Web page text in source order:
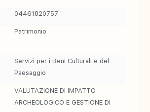
04461820757
Patrimonio
Servizi per i Beni Culturali e del
Paesaggio
VALUTAZIONE DI IMPATTO
ARCHEOLOGICO E GESTIONE DI